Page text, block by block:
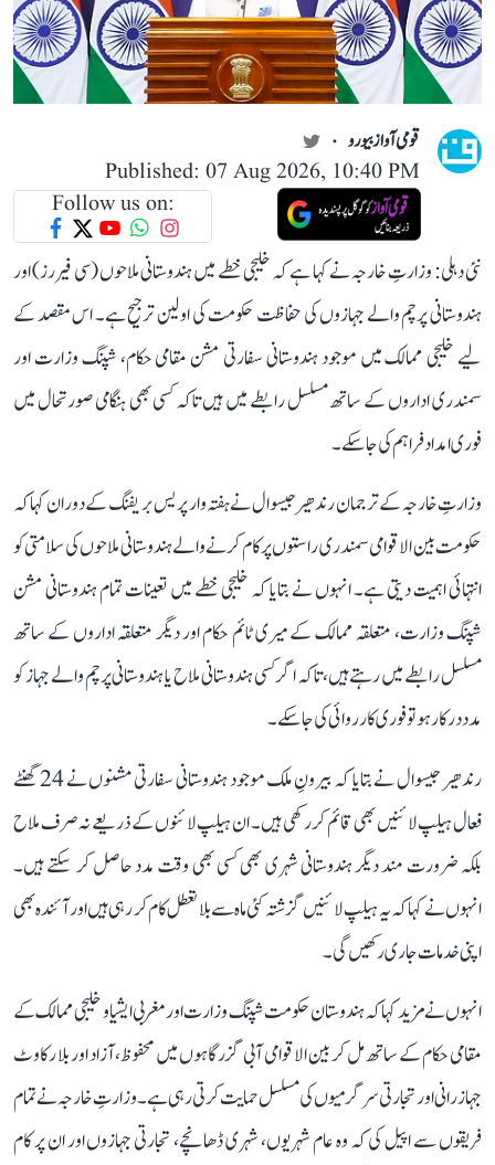
قومی آواز بیورو
Published: 07 Aug 2026, 10:40 PM
Follow us on:
نئی دہلی: وزارتِ خارجہ نے کہا ہے کہ خلیجی خطے میں ہندوستانی ملاحوں (سی فیررز) اور
ہندوستانی پرچم والے جہازوں کی حفاظت حکومت کی اولین ترجیح ہے۔ اس مقصد کے
لیے خلیجی ممالک میں موجود ہندوستانی سفارتی مشن مقامی حکام، شپنگ وزارت اور
سمندری اداروں کے ساتھ مسلسل رابطے میں ہیں تاکہ کسی بھی ہنگامی صورتحال میں
فوری امداد فراہم کی جا سکے۔
وزارتِ خارجہ کے ترجمان رندھیر جیسوال نے ہفتہ وار پریس بریفنگ کے دوران کہا کہ
حکومت بین الاقوامی سمندری راستوں پر کام کرنے والے ہندوستانی ملاحوں کی سلامتی کو
انتہائی اہمیت دیتی ہے۔ انہوں نے بتایا کہ خلیجی خطے میں تعینات تمام ہندوستانی مشن
شپنگ وزارت، متعلقہ ممالک کے میری ٹائم حکام اور دیگر متعلقہ اداروں کے ساتھ
مسلسل رابطے میں رہتے ہیں، تاکہ اگر کسی ہندوستانی ملاح یا ہندوستانی پرچم والے جہاز کو
مدد درکار ہو تو فوری کارروائی کی جا سکے۔
رندھیر جیسوال نے بتایا کہ بیرونِ ملک موجود ہندوستانی سفارتی مشنوں نے 24 گھنٹے
فعال ہیلپ لائنیں بھی قائم کر رکھی ہیں۔ ان ہیلپ لائنوں کے ذریعے نہ صرف ملاح
بلکہ ضرورت مند دیگر ہندوستانی شہری بھی کسی بھی وقت مدد حاصل کر سکتے ہیں۔
انہوں نے کہا کہ یہ ہیلپ لائنیں گزشتہ کئی ماہ سے بلا تعطل کام کر رہی ہیں اور آئندہ بھی
اپنی خدمات جاری رکھیں گی۔
انہوں نے مزید کہا کہ ہندوستان حکومت شپنگ وزارت اور مغربی ایشیا و خلیجی ممالک کے
مقامی حکام کے ساتھ مل کر بین الاقوامی آبی گزرگاہوں میں محفوظ، آزاد اور بلا رکاوٹ
جہاز رانی اور تجارتی سرگرمیوں کی مسلسل حمایت کرتی رہی ہے۔ وزارتِ خارجہ نے تمام
فریقوں سے اپیل کی کہ وہ عام شہریوں، شہری ڈھانچے، تجارتی جہازوں اور ان پر کام